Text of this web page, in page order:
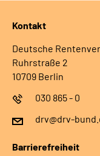
Kontakt
Deutsche
Ruhrstraße 2
10709 Berlin
030 865 - 0
drv@drv-
Barrierefreiheit